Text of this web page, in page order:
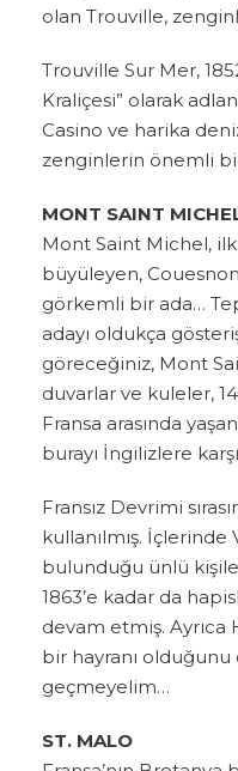
olan Trouville,
Trouville Sur Mer,
Kraliçesi” olarak
Casino ve harika
zenginlerin önemli bir
MONT SAINT
Mont Saint Michel,
büyüleyen,
görkemli bir ada…
adayı oldukça
göreceğiniz, Mont
duvarlar ve kuleler,
Fransa arasında
burayı İngilizlere
Fransız Devrimi
kullanılmış.
bulunduğu ünlü
1863’e kadar da
devam etmiş. Ayrıca
bir hayranı
geçmeyelim…
ST. MALO